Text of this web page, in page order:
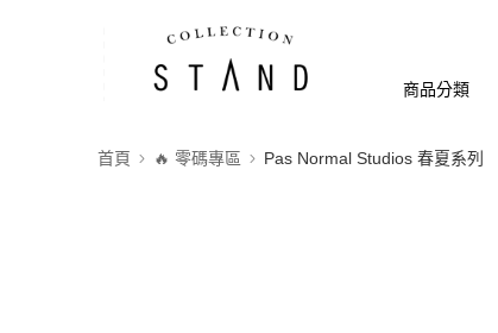
商品分類
首頁 🔥 零碼專區 Pas Normal Studios 春夏系列